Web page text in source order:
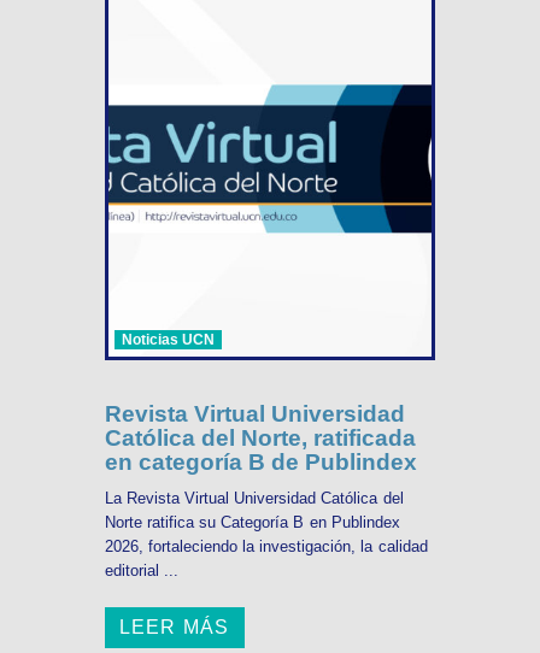
Noticias UCN
Revista Virtual Universidad
Católica del Norte, ratificada
en categoría B de Publindex
La Revista Virtual Universidad Católica del
Norte ratifica su Categoría B en Publindex
2026, fortaleciendo la investigación, la calidad
editorial ...
LEER MÁS